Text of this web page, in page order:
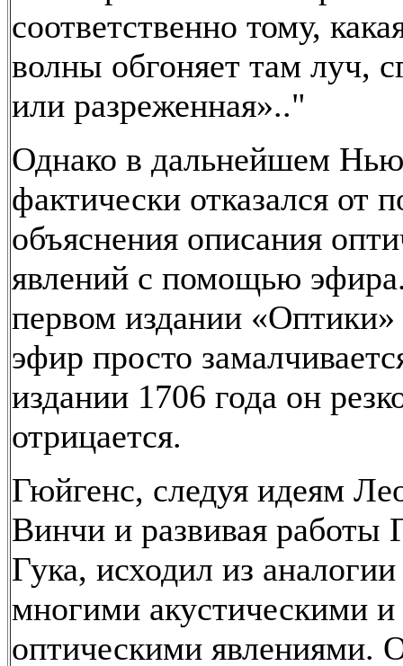
соответственно тому,
волны обгоняет там луч,
или разреженная».."
Однако в дальнейшем
фактически отказался от
объяснения описания
явлений с помощью
первом издании «Оптики»
эфир просто
издании 1706 года он
отрицается.
Гюйгенс, следуя идеям
Винчи и развивая работы
Гука, исходил из
многими акустическими и
оптическими явлениями.